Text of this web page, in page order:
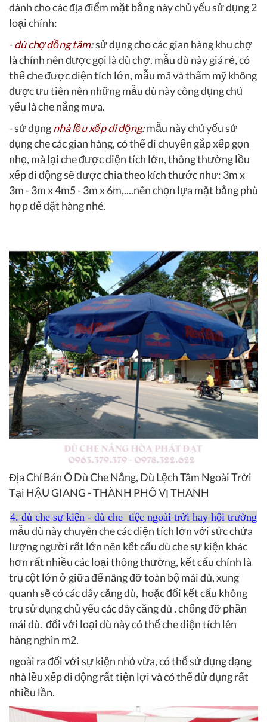
dành cho các địa điểm mặt bằng này chủ yếu sử dụng 2
loại chính:
-dù chợ đồng tâm:sử dụng cho các gian hàng khu chợ
là chính nên được gọi là dù chợ. mẫu dù này giá rẻ, có
thể che được diện tích lớn, mẫu mã và thẩm mỹ không
được ưu tiên nên những mẫu dù này công dụng chủ
yếu là che nắng mưa.
- sử dụngnhà lều xếp di động:mẫu này chủ yếu sử
dụng che các gian hàng, có thể di chuyển gắp xếp gọn
nhẹ, mà lại che được diện tích lớn, thông thường lều
xếp di động sẽ được chia theo kích thước như: 3m x
3m - 3m x 4m5 - 3m x 6m,....nên chọn lựa mặt bằng phù
hợp để đặt hàng nhé.
Địa Chỉ Bán Ô Dù Che Nắng, Dù Lệch Tâm Ngoài Trời
Tại HẬU GIANG - THÀNH PHỐ VỊ THANH
4. dù che sự kiện - dù che tiệc ngoài trời hay hội trường
mẫu dù này chuyên che các diện tích lớn với sức chứa
lượng người rất lớn nên kết cấu dù che sự kiện khác
hơn rất nhiều các loại thông thường, kết cấu chính là
trụ cột lớn ở giữa để nâng đỡ toàn bộ mái dù, xung
quanh sẽ có các dây căng dù, hoặc đối kết cấu không
trụ sử dụng chủ yếu các dây căng dù . chống đỡ phần
mái dù. đối với loại dù này có thể che diện tích lên
hàng nghìn m2.
ngoài ra đối với sự kiện nhỏ vừa, có thể sử dụng dạng
nhà lều xếp di động rất tiện lợi và có thể dử dụng rất
nhiều lần.